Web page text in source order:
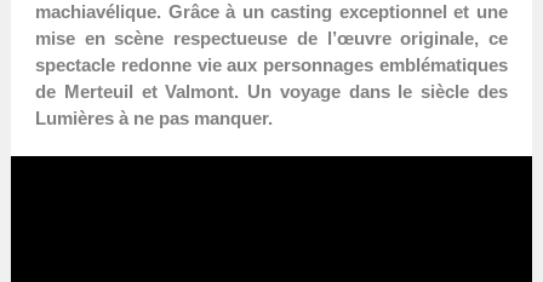
machiavélique. Grâce à un casting exceptionnel et une
mise en scène respectueuse de l’œuvre originale, ce
spectacle redonne vie aux personnages emblématiques
de Merteuil et Valmont. Un voyage dans le siècle des
Lumières à ne pas manquer.